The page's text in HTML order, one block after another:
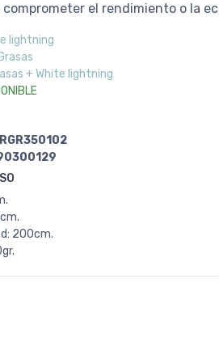
el rendimiento o la
lightning
+ White lightning
200cm.